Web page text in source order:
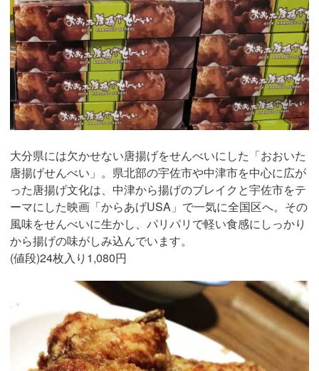
大分県には欠かせない唐揚げをせんべいにした「おおいた
唐揚げせんべい」。県北部の宇佐市や中津市を中心に広が
った唐揚げ文化は、中津から揚げのブレイクと宇佐市をテ
ーマにした映画「からあげUSA」で一気に全国区へ。その
風味をせんべいに生かし、パリパリで軽い食感にしっかり
から揚げの味がしみ込んでいます。
(値段)24枚入り1,080円